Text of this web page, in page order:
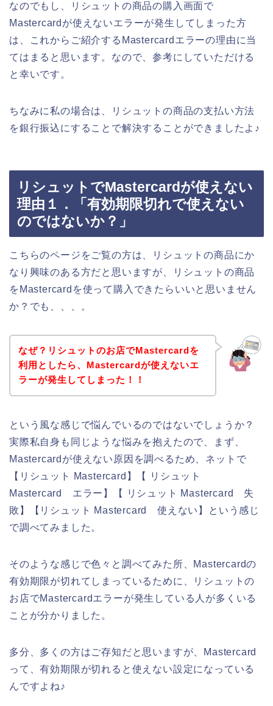
なのでもし、リシュットの商品の購入画面で
Mastercardが使えないエラーが発生してしまった方
は、これからご紹介するMastercardエラーの理由に当
てはまると思います。なので、参考にしていただける
と幸いです。
ちなみに私の場合は、リシュットの商品の支払い方法
を銀行振込にすることで解決することができましたよ♪
リシュットでMastercardが使えない
理由１．「有効期限切れで使えない
のではないか？」
こちらのページをご覧の方は、リシュットの商品にか
なり興味のある方だと思いますが、リシュットの商品
をMastercardを使って購入できたらいいと思いません
か？でも、、、。
なぜ？リシュットのお店でMastercardを
利用としたら、Mastercardが使えないエ
ラーが発生してしまった！！
という風な感じで悩んでいるのではないでしょうか？
実際私自身も同じような悩みを抱えたので、まず、
Mastercardが使えない原因を調べるため、ネットで
【リシュット Mastercard】【 リシュット
Mastercard エラー】【 リシュット Mastercard 失
敗】【リシュット Mastercard 使えない】という感じ
で調べてみました。
そのような感じで色々と調べてみた所、Mastercardの
有効期限が切れてしまっているために、リシュットの
お店でMastercardエラーが発生している人が多くいる
ことが分かりました。
多分、多くの方はご存知だと思いますが、Mastercard
って、有効期限が切れると使えない設定になっている
んですよね♪